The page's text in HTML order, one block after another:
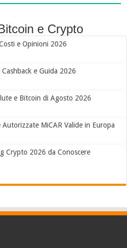
e Crypto
e Opinioni 2026
Cashback e Guida 2026
e Bitcoin di Agosto 2026
MiCAR Valide in Europa
Crypto 2026 da Conoscere